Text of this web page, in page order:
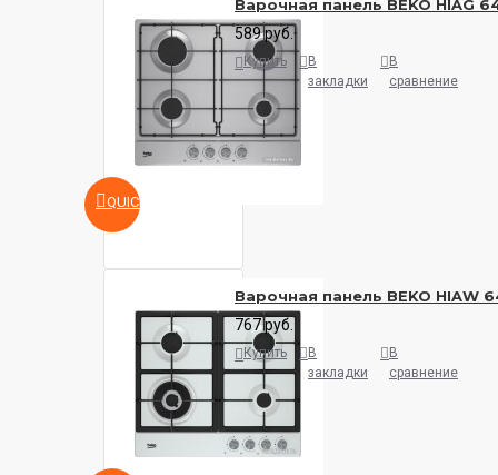
QUICKVIEW
Варочная панель BEKO HIAG
589 руб.
Купить
В
закладки
В
сравнение
Варочная панель BEKO HIAW
767 руб.
Купить
В
закладки
В
сравнение